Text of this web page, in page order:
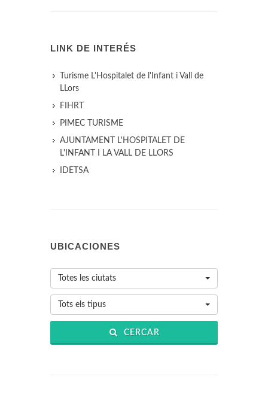
LINK DE INTERÉS
Turisme L'Hospitalet de l'Infant i Vall de
LLors
FIHRT
PIMEC TURISME
AJUNTAMENT L'HOSPITALET DE
L'INFANT I LA VALL DE LLORS
IDETSA
UBICACIONES
Totes les ciutats
Tots els tipus
CERCAR